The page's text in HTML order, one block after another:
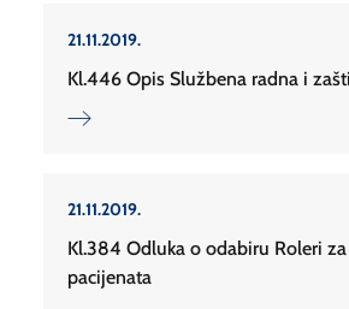
21.11.2019.
Kl.446 Opis Službena radna i
21.11.2019.
Kl.384 Odluka o odabiru Roleri
pacijenata